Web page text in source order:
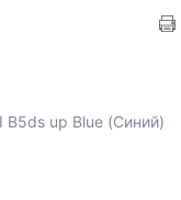
B5ds up Blue (Синий)